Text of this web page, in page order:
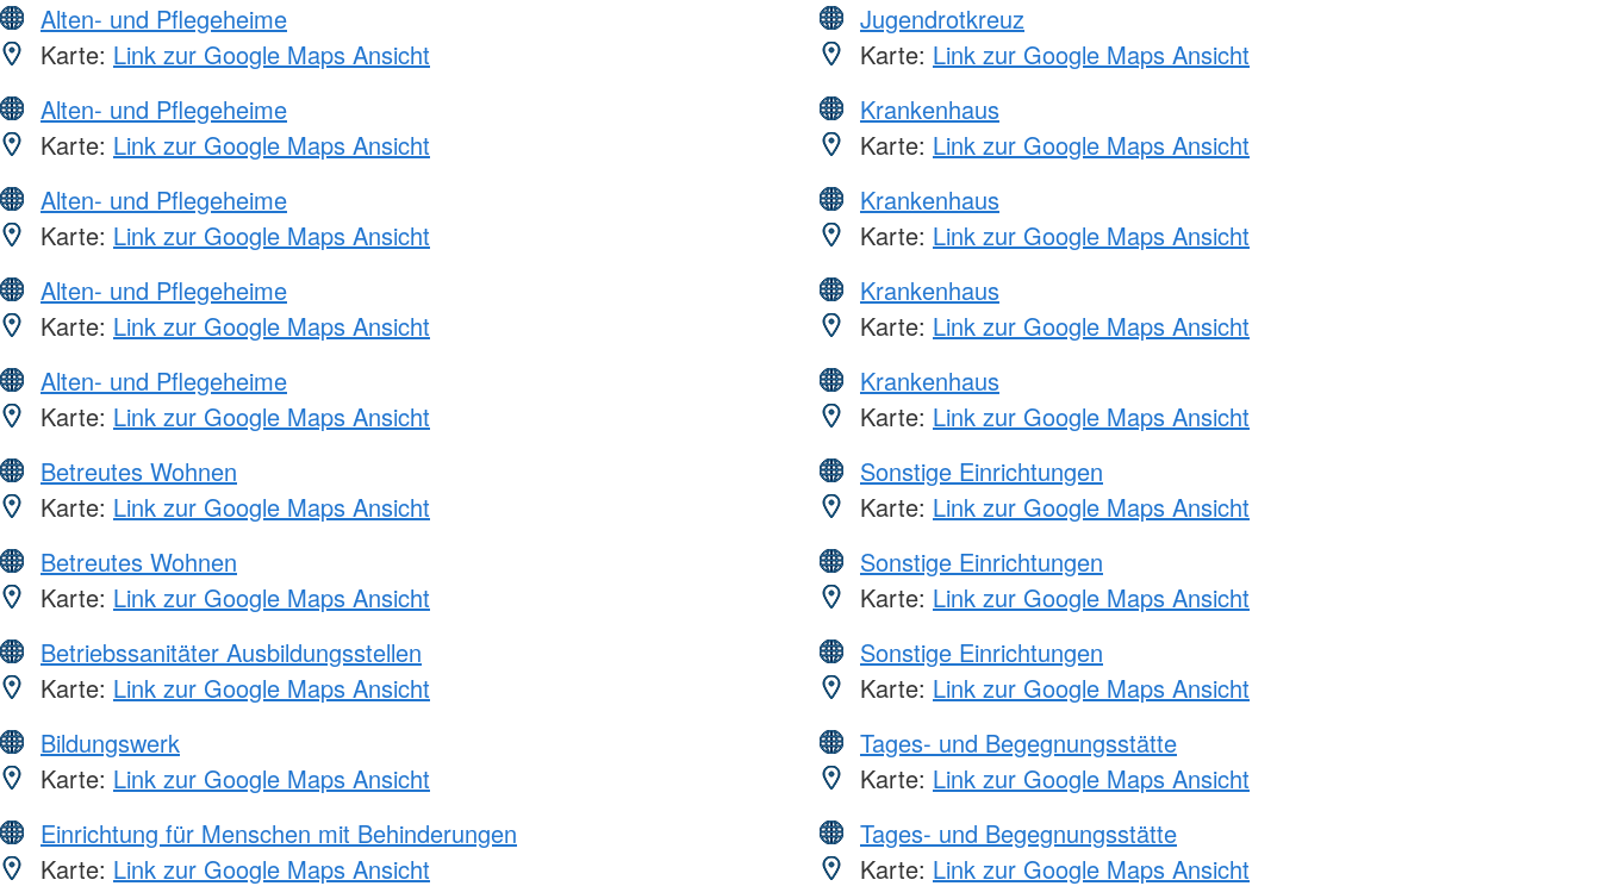
Alten- und Pflegeheime
Karte: Link zur Google Maps Ansicht
Alten- und Pflegeheime
Karte: Link zur Google Maps Ansicht
Alten- und Pflegeheime
Karte: Link zur Google Maps Ansicht
Alten- und Pflegeheime
Karte: Link zur Google Maps Ansicht
Alten- und Pflegeheime
Karte: Link zur Google Maps Ansicht
Betreutes Wohnen
Karte: Link zur Google Maps Ansicht
Betreutes Wohnen
Karte: Link zur Google Maps Ansicht
Betriebssanitäter Ausbildungsstellen
Karte: Link zur Google Maps Ansicht
Bildungswerk
Karte: Link zur Google Maps Ansicht
Einrichtung für Menschen mit Behinderungen
Karte: Link zur Google Maps Ansicht
Jugendrotkreuz
Karte: Link zur Google Maps Ansicht
Krankenhaus
Karte: Link zur Google Maps Ansicht
Krankenhaus
Karte: Link zur Google Maps Ansicht
Krankenhaus
Karte: Link zur Google Maps Ansicht
Krankenhaus
Karte: Link zur Google Maps Ansicht
Sonstige Einrichtungen
Karte: Link zur Google Maps Ansicht
Sonstige Einrichtungen
Karte: Link zur Google Maps Ansicht
Sonstige Einrichtungen
Karte: Link zur Google Maps Ansicht
Tages- und Begegnungsstätte
Karte: Link zur Google Maps Ansicht
Tages- und Begegnungsstätte
Karte: Link zur Google Maps Ansicht